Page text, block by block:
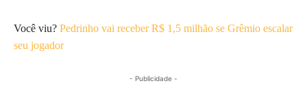
Você viu? Pedrinho vai receber R$ 1,5 milhão se Grêmio escalar
seu jogador
- Publicidade -